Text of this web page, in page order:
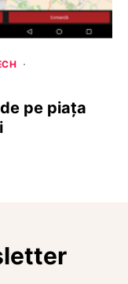
pe piața